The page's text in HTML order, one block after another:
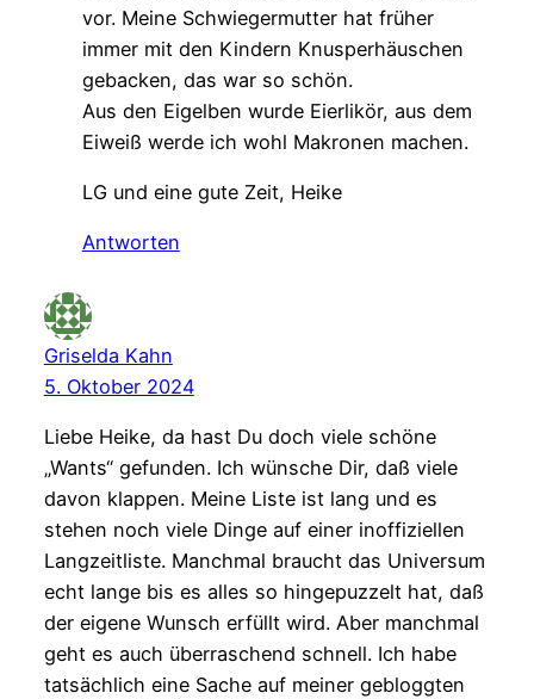
vor. Meine Schwiegermutter hat früher
immer mit den Kindern Knusperhäuschen
gebacken, das war so schön.
Aus den Eigelben wurde Eierlikör, aus dem
Eiweiß werde ich wohl Makronen machen.
LG und eine gute Zeit, Heike
Antworten
Griselda Kahn
5. Oktober 2024
Liebe Heike, da hast Du doch viele schöne
„Wants“ gefunden. Ich wünsche Dir, daß viele
davon klappen. Meine Liste ist lang und es
stehen noch viele Dinge auf einer inoffiziellen
Langzeitliste. Manchmal braucht das Universum
echt lange bis es alles so hingepuzzelt hat, daß
der eigene Wunsch erfüllt wird. Aber manchmal
geht es auch überraschend schnell. Ich habe
tatsächlich eine Sache auf meiner gebloggten